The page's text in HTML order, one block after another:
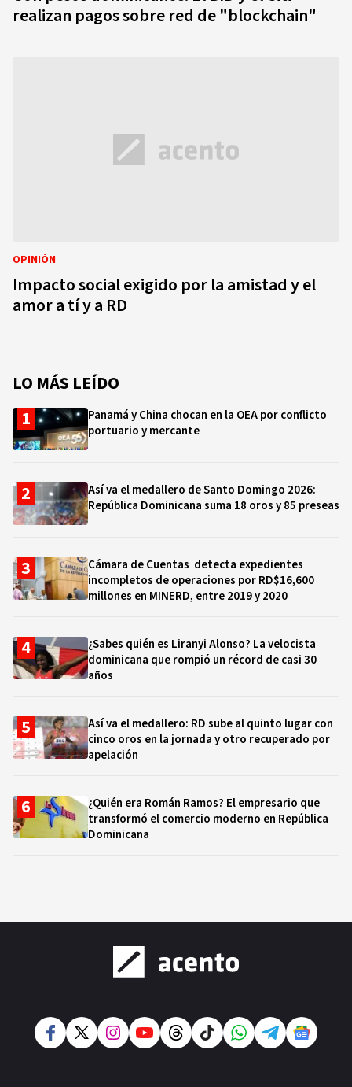
realizan pagos sobre red de "blockchain"
OPINIÓN
Impacto social exigido por la amistad y el
amor a tí y a RD
LO MÁS LEÍDO
Panamá y China chocan en la OEA por conflicto
portuario y mercante
Así va el medallero de Santo Domingo 2026:
República Dominicana suma 18 oros y 85 preseas
Cámara de Cuentas detecta expedientes
incompletos de operaciones por RD$16,600
millones en MINERD, entre 2019 y 2020
¿Sabes quién es Liranyi Alonso? La velocista
dominicana que rompió un récord de casi 30
años
Así va el medallero: RD sube al quinto lugar con
cinco oros en la jornada y otro recuperado por
apelación
¿Quién era Román Ramos? El empresario que
transformó el comercio moderno en República
Dominicana